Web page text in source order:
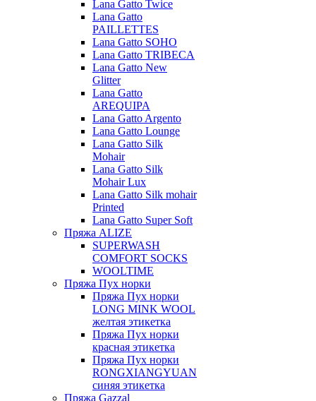
Lana Gatto Twice
Lana Gatto
PAILLETTES
Lana Gatto SOHO
Lana Gatto TRIBECA
Lana Gatto New
Glitter
Lana Gatto
AREQUIPA
Lana Gatto Argento
Lana Gatto Lounge
Lana Gatto Silk
Mohair
Lana Gatto Silk
Mohair Lux
Lana Gatto Silk mohair
Printed
Lana Gatto Super Soft
Пряжа ALIZE
SUPERWASH
COMFORT SOCKS
WOOLTIME
Пряжа Пух норки
Пряжа Пух норки
LONG MINK WOOL
желтая этикетка
Пряжа Пух норки
красная этикетка
Пряжа Пух норки
RONGXIANGYUAN
синяя этикетка
Пряжа Gazzal